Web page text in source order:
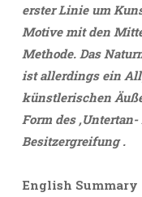
erster Linie um
Motive mit den
Methode. Das
ist allerdings ein
künstlerischen
Form des
Besitzergreifung .
English Summary